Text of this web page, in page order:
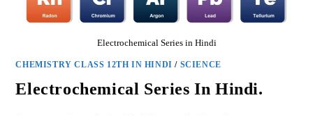
Electrochemical Series in Hindi
CHEMISTRY CLASS 12TH IN HINDI / SCIENCE
Electrochemical Series In Hindi.